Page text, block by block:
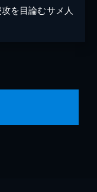
を目論むサメ人